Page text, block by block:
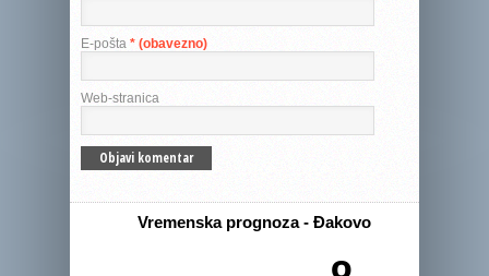
E-pošta * (obavezno)
Web-stranica
Vremenska prognoza - Đakovo